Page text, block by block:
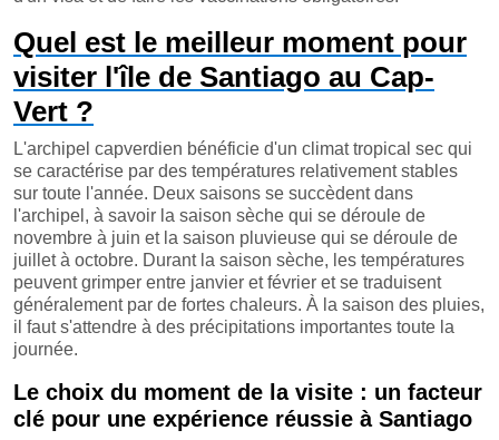
Quel est le meilleur moment pour
visiter l'île de Santiago au Cap-
Vert ?
L'archipel capverdien bénéficie d'un climat tropical sec qui
se caractérise par des températures relativement stables
sur toute l'année. Deux saisons se succèdent dans
l'archipel, à savoir la saison sèche qui se déroule de
novembre à juin et la saison pluvieuse qui se déroule de
juillet à octobre. Durant la saison sèche, les températures
peuvent grimper entre janvier et février et se traduisent
généralement par de fortes chaleurs. À la saison des pluies,
il faut s'attendre à des précipitations importantes toute la
journée.
Le choix du moment de la visite : un facteur
clé pour une expérience réussie à Santiago